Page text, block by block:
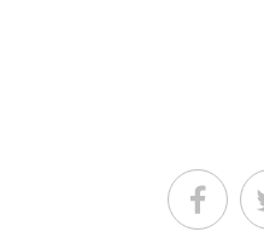
Teilen